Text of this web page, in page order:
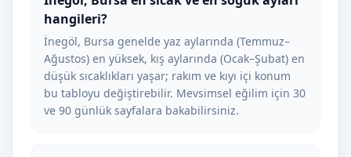
hangileri?
İnegöl, Bursa genelde yaz aylarında (Temmuz–
Ağustos) en yüksek, kış aylarında (Ocak–Şubat) en
düşük sıcaklıkları yaşar; rakım ve kıyı içi konum
bu tabloyu değiştirebilir. Mevsimsel eğilim için 30
ve 90 günlük sayfalara bakabilirsiniz.